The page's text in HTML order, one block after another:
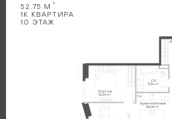
52.75 М 2
1 К КВАРТИРА
10 ЭТАЖ